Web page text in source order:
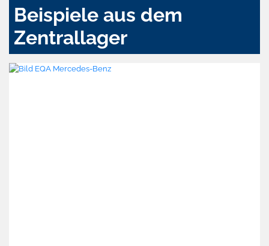
Beispiele aus dem
Zentrallager